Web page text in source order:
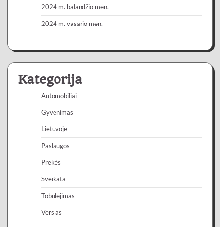
2024 m. balandžio mėn.
2024 m. vasario mėn.
Kategorija
Automobiliai
Gyvenimas
Lietuvoje
Paslaugos
Prekės
Sveikata
Tobulėjimas
Verslas